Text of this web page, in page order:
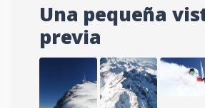
Una pequeña
previa